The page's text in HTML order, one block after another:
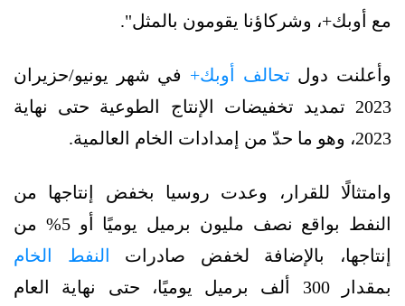
مع أوبك+، وشركاؤنا يقومون بالمثل".
وأعلنت دول تحالف أوبك+ في شهر يونيو/حزيران
2023 تمديد تخفيضات الإنتاج الطوعية حتى نهاية
2023، وهو ما حدّ من إمدادات الخام العالمية.
وامتثالًا للقرار، وعدت روسيا بخفض إنتاجها من
النفط بواقع نصف مليون برميل يوميًا أو 5% من
إنتاجها، بالإضافة لخفض صادرات
النفط الخام
بمقدار 300 ألف برميل يوميًا، حتى نهاية العام